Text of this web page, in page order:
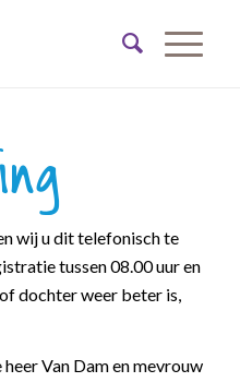
wij u dit telefonisch te
tussen 08.00 uur en
dochter weer beter is,
Van Dam en mevrouw